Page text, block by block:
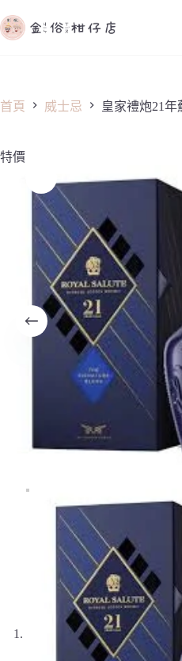
至
容
首頁 威士忌 皇家禮炮21年
特價